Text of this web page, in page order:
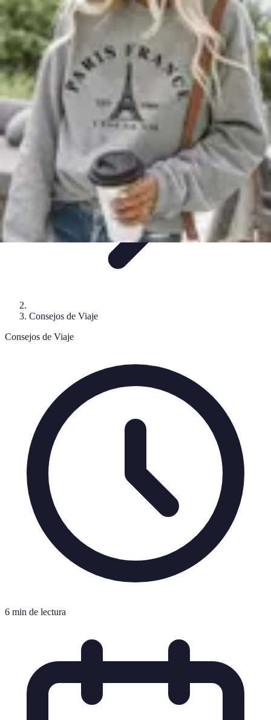
Viaja con Encanto
Planificación de Viajes
Consejos de Viaje
Sostenibilidad en los
ViajesViajes Sostenibles Experiencias de Viaje
Viaja con Encanto
Consejos de Viaje
Consejos de Viaje
6 min de lectura